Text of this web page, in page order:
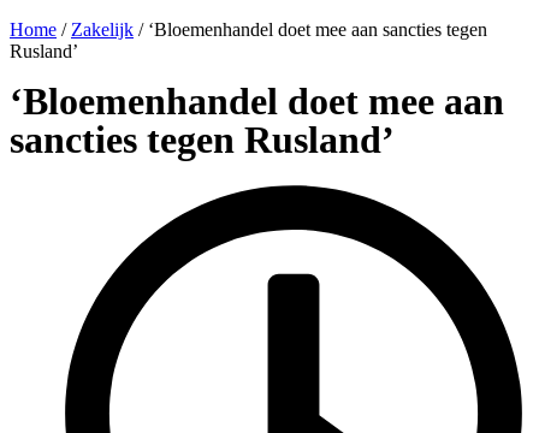
Home / Zakelijk / ‘Bloemenhandel doet mee aan sancties tegen
Rusland’
‘Bloemenhandel doet mee aan
sancties tegen Rusland’